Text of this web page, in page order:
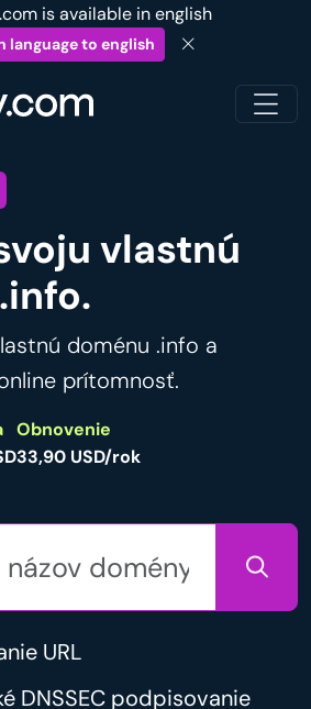
is available in english
language to english
vlastnú
doménu .info a
prítomnosť.
Obnovenie
33,90 USD/rok
URL
DNSSEC podpisovanie